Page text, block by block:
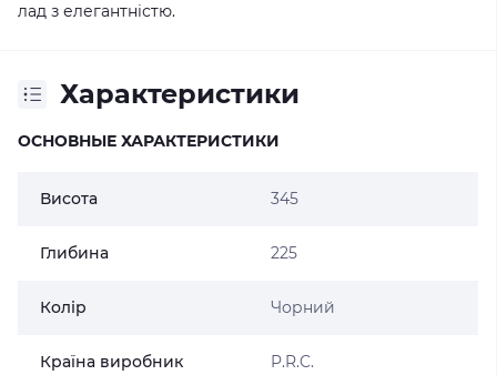
лад з елегантністю.
Характеристики
ОСНОВНЫЕ ХАРАКТЕРИСТИКИ
Висота 345
Глибина 225
Колір Чорний
Країна виробник P.R.C.